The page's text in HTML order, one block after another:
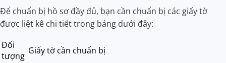
Để chuẩn bị hồ sơ đầy đủ, bạn cần chuẩn bị các giấy tờ
được liệt kê chi tiết trong bảng dưới đây:
Đối
tượng Giấy tờ cần chuẩn bị